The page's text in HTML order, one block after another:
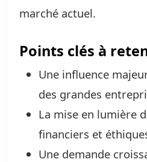
marché actuel.
Points clés à
Une influence
des grandes
La mise en lumière
financiers et
Une demande